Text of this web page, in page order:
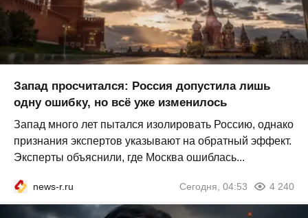
Запад просчитался: Россия допустила лишь
одну ошибку, но всё уже изменилось
Запад много лет пытался изолировать Россию, однако
признания экспертов указывают на обратный эффект.
Эксперты объяснили, где Москва ошиблась...
news-r.ru Сегодня, 04:53 4 240